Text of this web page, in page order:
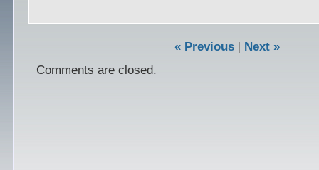
« Previous| Next »
Comments are closed.